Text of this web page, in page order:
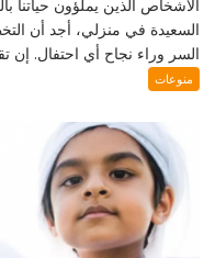
الأشخاص الذين يملؤون
السعيدة في منزلي، أجد أن
السر وراء نجاح أي احتفال. إن
منوعات